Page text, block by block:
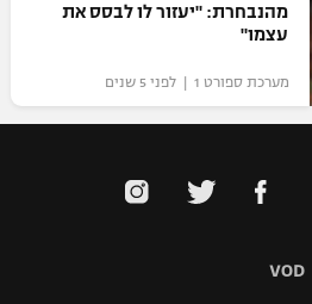
מהנבחרת: "יעזור לו לבסס את
עצמו"
מערכת ספורט 1 | לפני 5 שנים
VOD